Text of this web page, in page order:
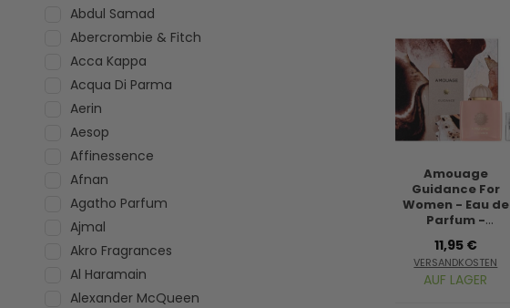
Abdul Samad
Abercrombie & Fitch
Acca Kappa
Acqua Di Parma
Aerin
Aesop
Affinessence
Afnan
Agatho Parfum
Ajmal
Akro Fragrances
Al Haramain
Alexander McQueen
Amouage
Guidance For
Women - Eau de
Parfum -
Duftprobe - 2 ml
11,95 €
VERSANDKOSTEN
AUF LAGER